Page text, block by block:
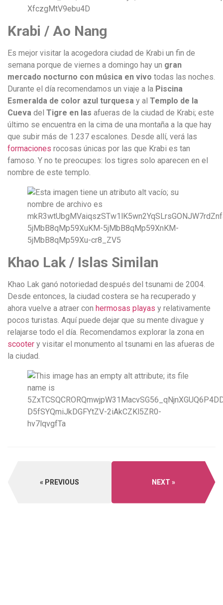
Krabi / Ao Nang
Es mejor visitar la acogedora ciudad de Krabi un fin de
semana porque de viernes a domingo hay un gran
mercado nocturno con música en vivo todas las noches.
Durante el día recomendamos un viaje a la Piscina
Esmeralda de color azul turquesa y al Templo de la
Cueva del Tigre en las afueras de la ciudad de Krabi; este
último se encuentra en la cima de una montaña a la que hay
formaciones rocosas únicas por las que Krabi es tan
famoso. Y no te preocupes: los tigres solo aparecen en el
nombre de este templo.
Khao Lak / Islas Similan
Khao Lak ganó notoriedad después del tsunami de 2004.
Desde entonces, la ciudad costera se ha recuperado y
ahora vuelve a atraer con hermosas playas y relativamente
pocos turistas. Aquí puede dejar que su mente divague y
scooter y visitar el monumento al tsunami en las afueras de
la ciudad.
PREVIOUS NEXT